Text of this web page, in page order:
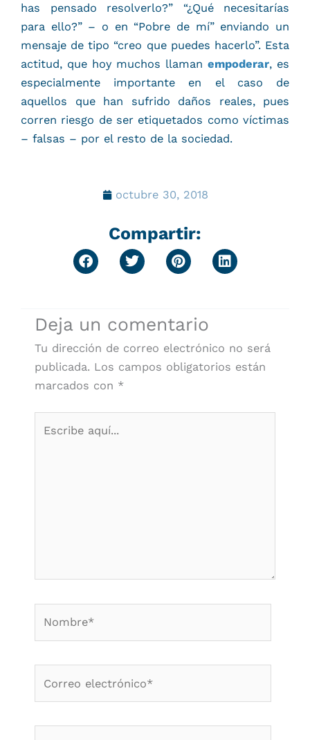
has pensado resolverlo?” “¿Qué necesitarías
para ello?” – o en “Pobre de mí” enviando un
mensaje de tipo “creo que puedes hacerlo”. Esta
actitud, que hoy muchos llaman empoderar, es
especialmente importante en el caso de
aquellos que han sufrido daños reales, pues
corren riesgo de ser etiquetados como víctimas
– falsas – por el resto de la sociedad.
octubre 30, 2018
Compartir:
Deja un comentario
Tu dirección de correo electrónico no será
publicada. Los campos obligatorios están
marcados con *